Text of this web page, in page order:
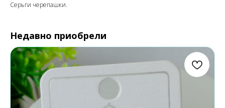
Серьги черепашки.
Недавно приобрели